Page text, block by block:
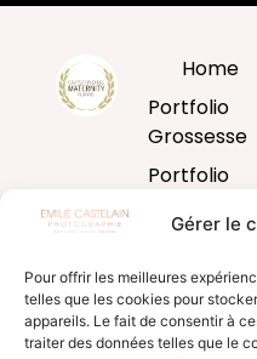
Gérer le
Pour offrir les meilleures
telles que les cookies pour
appareils. Le fait de consentir à
traiter des données telles que le
Home
Portfolio
Grossesse
Portfolio
Bébé
Portfolio
Famille